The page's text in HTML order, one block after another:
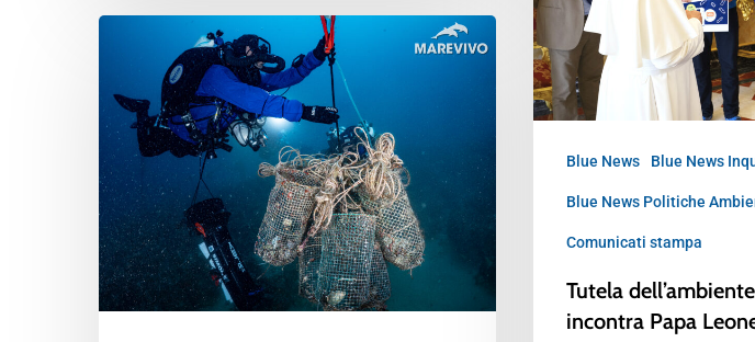
Blue News Blue News
Blue News Politiche
Comunicati stampa
Tutela
incontra Papa